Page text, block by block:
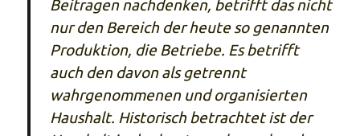
Beitragen nachdenken, betrifft das nicht
nur den Bereich der heute so genannten
Produktion, die Betriebe. Es betrifft
auch den davon als getrennt
wahrgenommenen und organisierten
Haushalt. Historisch betrachtet ist der